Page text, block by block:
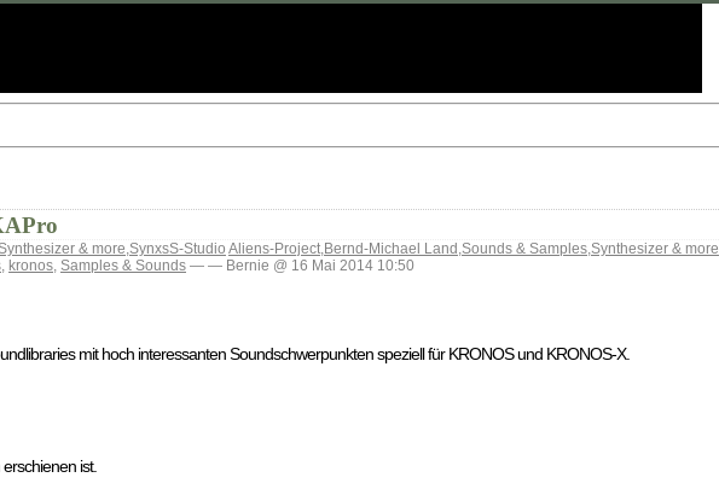
& more,SynxsS-Studio Aliens-Project,Bernd-Michael Land ,Sounds & Samples,Synthesizer & more
, kronos, Samples & Sounds — — Bernie @ 16 Mai 2014 10:50
mit hoch interessanten Soundschwerpunkten speziell für KRONOS und KRONOS-X.
ist.